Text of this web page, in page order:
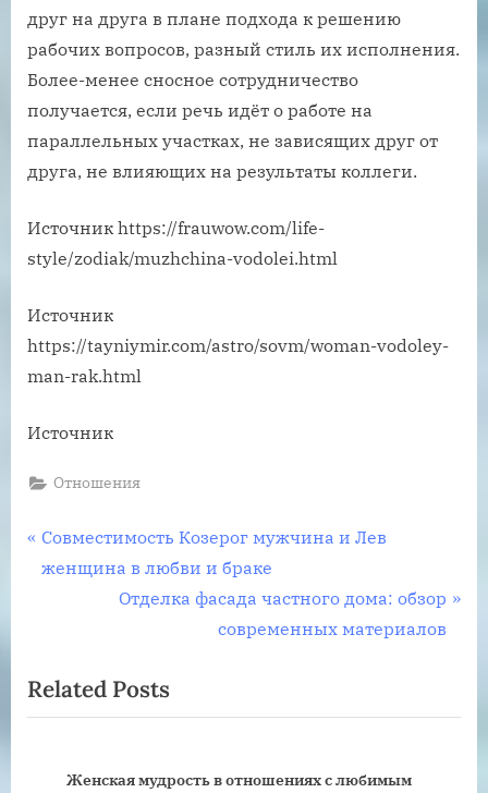
друг на друга в плане подхода к решению
рабочих вопросов, разный стиль их исполнения.
Более-менее сносное сотрудничество
получается, если речь идёт о работе на
параллельных участках, не зависящих друг от
друга, не влияющих на результаты коллеги.
Источник https://frauwow.com/life-
style/zodiak/muzhchina-vodolei.html
Источник
https://tayniymir.com/astro/sovm/woman-vodoley-
man-rak.html
Источник
Отношения
Навигация
P
r
o
u
Совместимость Козерог мужчина и Лев
женщина в любви и браке
N
t
P
s
Отделка фасада частного дома: обзор
современных материалов
Related Posts
Главные ошибки мужчин в отношениях с